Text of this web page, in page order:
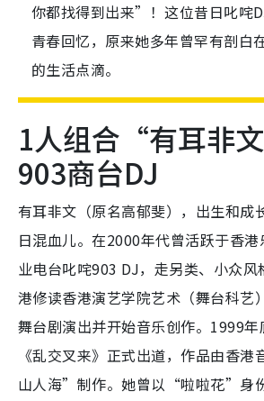
你都找得到出来”！这位昔日叱咤
青春回忆，原来她多年曾罕有剖白
的生活点滴。
1人组合“有耳非
903商台DJ
有耳非文（原名高郁斐），出生和成
日混血儿。在2000年代曾活跃于香
业电台叱咤903 DJ，走另类、小众
港修读香港演艺学院艺术（舞台科艺
舞台剧演出并开始音乐创作。1999
《乱交叉来》正式出道，作品由香
山人海”制作。她曾以“啦啦花”身